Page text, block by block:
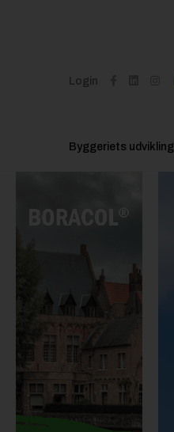
Login
Byggeriets udvikling